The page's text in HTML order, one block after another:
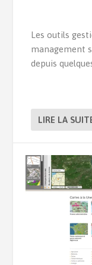
Les outils
management
depuis
LIRE LA